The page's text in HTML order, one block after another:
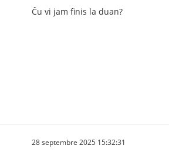
Ĉu vi jam finis la duan?
28 septembre 2025 15:32:31